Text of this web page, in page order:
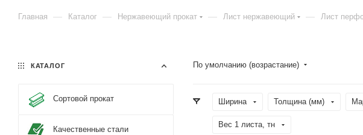
Главная — Каталог — Нержавеющий прокат — Лист нержавеющий — Лист
По умолчанию (возрастание)
Ширина Толщина (мм)
Вес 1 листа, тн
КАТАЛОГ
Сортовой прокат
Качественные стали